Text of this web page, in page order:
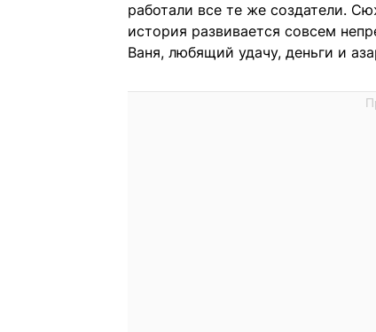
работали все те же создатели.
история развивается совсем
Ваня, любящий удачу, деньги и